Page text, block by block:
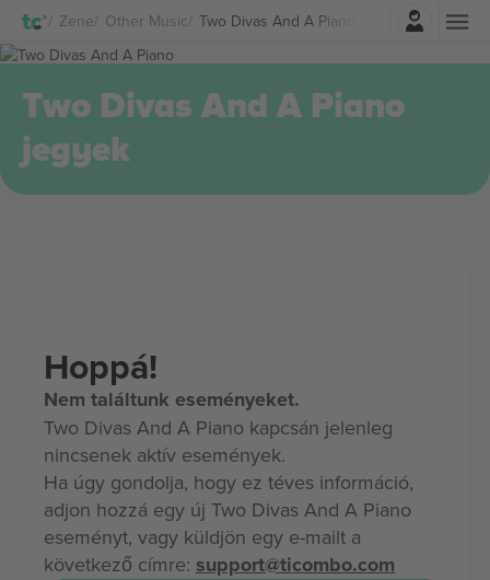
Zene Other Music Two Divas And A Piano Jegyek
Belépés
Two Divas And A Piano
jegyek
Hoppá!
Nem találtunk eseményeket.
Two Divas And A Piano kapcsán jelenleg
nincsenek aktív események.
Ha úgy gondolja, hogy ez téves információ,
adjon hozzá egy új Two Divas And A Piano
eseményt, vagy küldjön egy e-mailt a
következő címre: support@ticombo.com